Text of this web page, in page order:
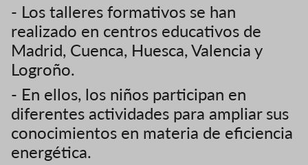
- Los talleres formativos se han
realizado en centros educativos de
Madrid, Cuenca, Huesca, Valencia y
Logroño.
- En ellos, los niños participan en
diferentes actividades para ampliar sus
conocimientos en materia de eficiencia
energética.